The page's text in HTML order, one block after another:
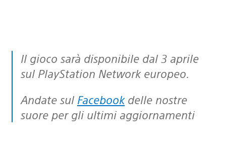
Il gioco sarà disponibile dal 3 aprile
sul PlayStation Network europeo.
Andate sul Facebookdelle nostre
suore per gli ultimi aggiornamenti